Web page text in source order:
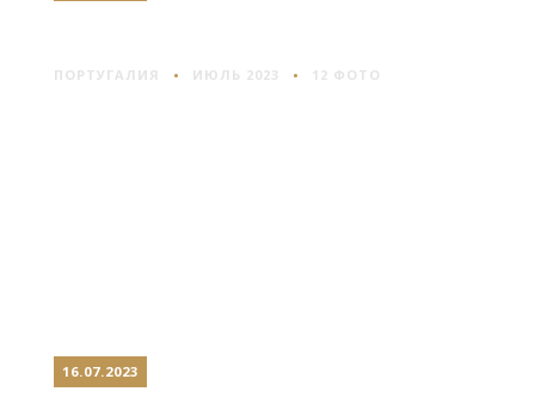
ПОРТУГАЛИЯ ИЮЛЬ 2023 12 ФОТО
16.07.2023